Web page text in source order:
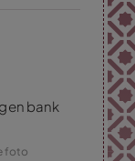
bank
foto